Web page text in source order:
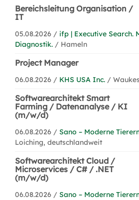
Bereichsleitung Organisation /
IT
05.08.2026 / ifp | Executive Search.
Diagnostik. / Hameln
Project Manager
06.08.2026 / KHS USA Inc. /
Softwarearchitekt Smart
Farming / Datenanalyse / KI
(m/w/d)
06.08.2026 / Sano – Moderne
Loiching, deutschlandweit
Softwarearchitekt Cloud /
Microservices / C# / .NET
(m/w/d)
06.08.2026 / Sano – Moderne